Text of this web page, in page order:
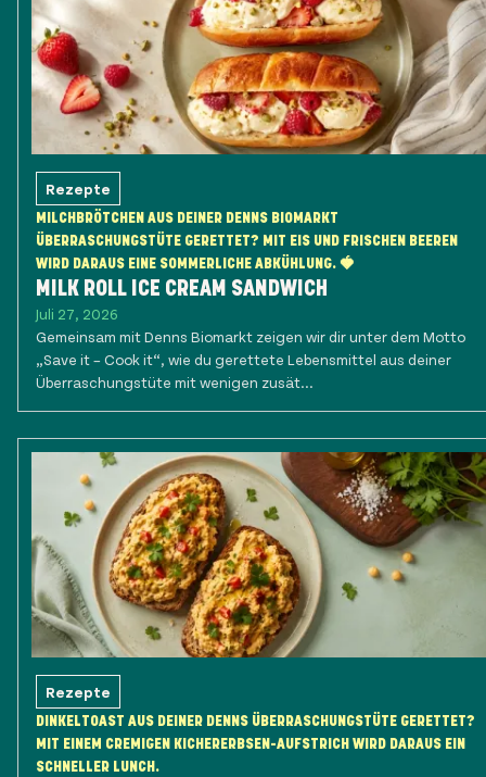
Rezepte
MILCHBRÖTCHEN AUS DEINER DENNS BIOMARKT
ÜBERRASCHUNGSTÜTE GERETTET? MIT EIS UND FRISCHEN BEEREN
WIRD DARAUS EINE SOMMERLICHE ABKÜHLUNG. 🍓
MILK ROLL ICE CREAM SANDWICH
Juli 27, 2026
Gemeinsam mit Denns Biomarkt zeigen wir dir unter dem Motto
„Save it – Cook it“, wie du gerettete Lebensmittel aus deiner
Überraschungstüte mit wenigen zusät...
Rezepte
DINKELTOAST AUS DEINER DENNS ÜBERRASCHUNGSTÜTE GERETTET?
MIT EINEM CREMIGEN KICHERERBSEN-AUFSTRICH WIRD DARAUS EIN
SCHNELLER LUNCH.